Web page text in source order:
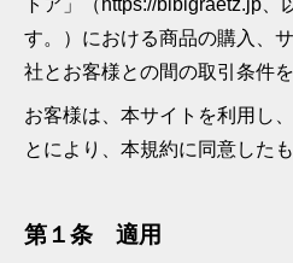
トア」（https://bibigraetz.jp、
す。）における商品の購入、
社とお客様との間の取引条件
お客様は、本サイトを利用し
とにより、本規約に同意した
第１条 適用